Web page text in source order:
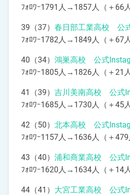
ﾌｫﾛﾜｰ1791人→1857人（＋66
39（37） 春日部工業高校 公
ﾌｫﾛﾜｰ1782人→1849人（＋67
40（34） 鴻巣高校 公式
ﾌｫﾛﾜｰ1805人→1826人（＋21
41（39） 吉川美南高校 公式
ﾌｫﾛﾜｰ1685人→1730人（＋45
42（50） 北本高校 公式
ﾌｫﾛﾜｰ1157人→1636人（＋
43（40） 浦和商業高校 公式
ﾌｫﾛﾜｰ1620人→1634人（＋14
44（41） 大宮工業高校 公式